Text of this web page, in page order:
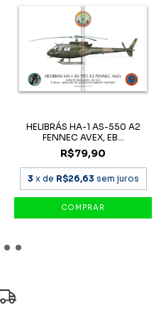
HELIBRÁS HA-1 AS-550 A2
FENNEC AVEX, EB...
R$79,90
3 x de R$26,63 sem juros